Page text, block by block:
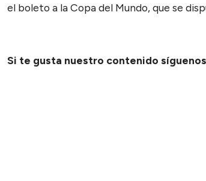
el boleto a la Copa del Mundo, que se
Si te gusta nuestro contenido